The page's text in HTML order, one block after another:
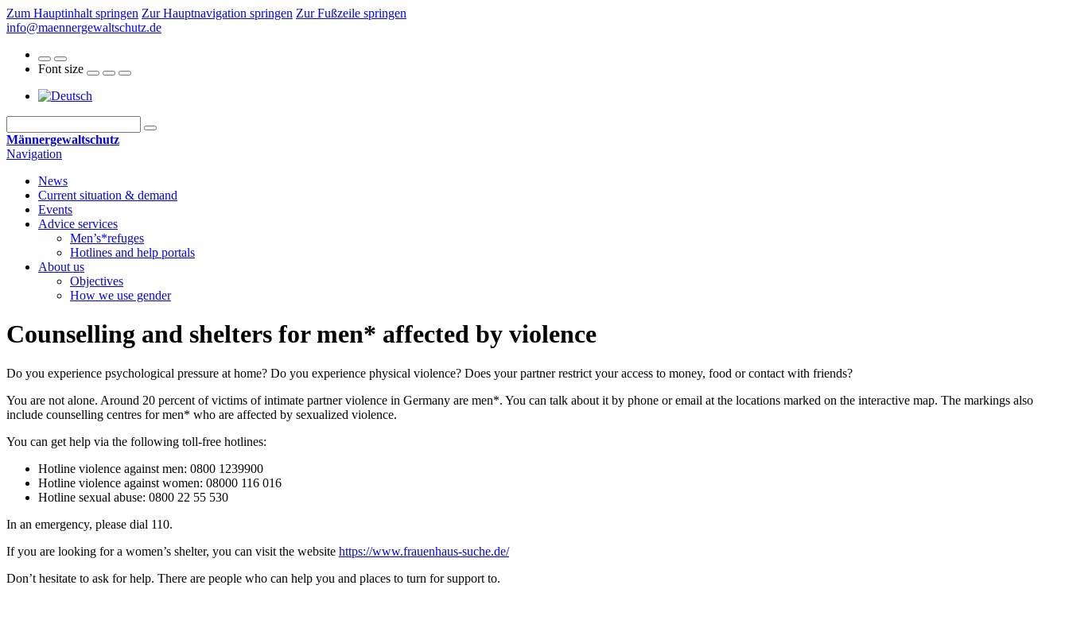
Zum Hauptinhalt springen Zur Hauptnavigation springen Zur Fußzeile springen
info@maennergewaltschutz.de
Font size
Männergewaltschutz
Navigation
News
Current situation & demand
Events
Advice services
Men’s*refuges
Hotlines and help portals
About us
Objectives
How we use gender
Counselling and shelters for men* affected by violence
Do you experience psychological pressure at home? Do you experience physical violence? Does your partner restrict your access to money, food or contact with friends?
You are not alone. Around 20 percent of victims of intimate partner violence in Germany are men*. You can talk about it by phone or email at the locations marked on the interactive map. The markings also
include counselling centres for men* who are affected by sexualized violence.
You can get help via the following toll-free hotlines:
Hotline violence against men: 0800 1239900
Hotline violence against women: 08000 116 016
Hotline sexual abuse: 0800 22 55 530
In an emergency, please dial 110.
If you are looking for a women’s shelter, you can visit the website https://www.frauenhaus-suche.de/
Don’t hesitate to ask for help. There are people who can help you and places to turn for support to.